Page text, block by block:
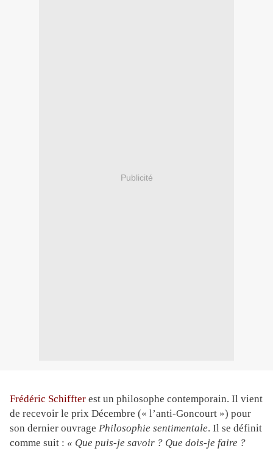
Publicité
Frédéric Schiffter est un philosophe contemporain. Il vient
de recevoir le prix Décembre (« l’anti-Goncourt ») pour
son dernier ouvrage Philosophie sentimentale. Il se définit
comme suit : « Que puis-je savoir ? Que dois-je faire ?